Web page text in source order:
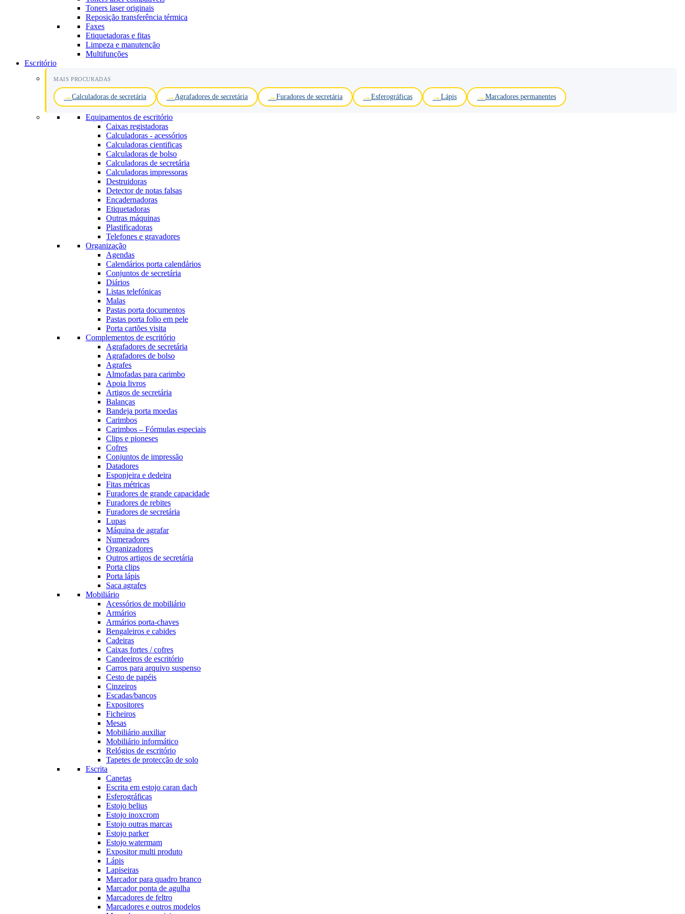
Toners laser originais
Reposição transferência térmica
Faxes
Etiquetadoras e fitas
Limpeza e manutenção
Multifunções
Escritório
MAIS PROCURADAS
Calculadoras de secretária Agrafadores de secretária Furadores de secretária Esferográficas Lápis Marcadores permanentes
Equipamentos de escritório
Caixas registadoras
Calculadoras - acessórios
Calculadoras cientificas
Calculadoras de bolso
Calculadoras de secretária
Calculadoras impressoras
Destruidoras
Detector de notas falsas
Encadernadoras
Etiquetadoras
Outras máquinas
Plastificadoras
Telefones e gravadores
Organização
Agendas
Calendários porta calendários
Conjuntos de secretária
Diários
Listas telefónicas
Malas
Pastas porta documentos
Pastas porta folio em pele
Porta cartões visita
Complementos de escritório
Agrafadores de secretária
Agrafadores de bolso
Agrafes
Almofadas para carimbo
Apoia livros
Artigos de secretária
Balanças
Bandeja porta moedas
Carimbos
Carimbos – Fórmulas especiais
Clips e pioneses
Cofres
Conjuntos de impressão
Datadores
Esponjeira e dedeira
Fitas métricas
Furadores de grande capacidade
Furadores de rebites
Furadores de secretária
Lupas
Máquina de agrafar
Numeradores
Organizadores
Outros artigos de secretária
Porta clips
Porta lápis
Saca agrafes
Mobiliário
Acessórios de mobiliário
Armários
Armários porta-chaves
Bengaleiros e cabides
Cadeiras
Caixas fortes / cofres
Candeeiros de escritório
Carros para arquivo suspenso
Cesto de papéis
Cinzeiros
Escadas/bancos
Expositores
Ficheiros
Mesas
Mobiliário auxiliar
Mobiliário informático
Relógios de escritório
Tapetes de protecção de solo
Escrita
Canetas
Escrita em estojo caran dach
Esferográficas
Estojo belius
Estojo inoxcrom
Estojo outras marcas
Estojo parker
Estojo watermam
Expositor multi produto
Lápis
Lapiseiras
Marcador para quadro branco
Marcador ponta de agulha
Marcadores de feltro
Marcadores e outros modelos